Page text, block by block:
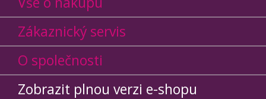
Zákaznický servis
O společnosti
Zobrazit plnou verzi e-shopu